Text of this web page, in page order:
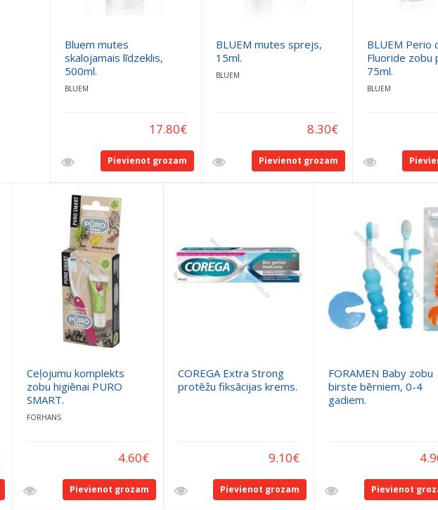
Bluem mutes
skalojamais līdzeklis,
500ml.
BLUEM
17.80€
Pievienot grozam
BLUEM mutes sprejs,
15ml.
BLUEM
8.30€
Pievienot grozam
BLUEM Perio
Fluoride zobu
75ml.
BLUEM
Ceļojumu komplekts
zobu higiēnai PURO
SMART.
FORHANS
4.60€
Pievienot grozam
COREGA Extra Strong
protēžu fiksācijas krems.
9.10€
Pievienot grozam
FORAMEN Baby zobu
birste bērniem, 0-4
gadiem.
Pievienot